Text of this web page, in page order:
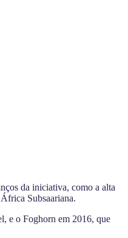
da iniciativa, como a alta
Subsaariana.
e o Foghorn em 2016, que